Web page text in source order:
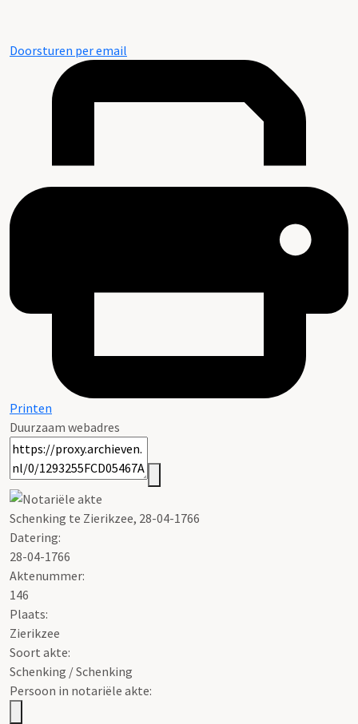
Doorsturen per email
Printen
Duurzaam webadres
Schenking te Zierikzee, 28-04-1766
Datering:
28-04-1766
Aktenummer:
146
Plaats:
Zierikzee
Soort akte:
Schenking / Schenking
Persoon in notariële akte: